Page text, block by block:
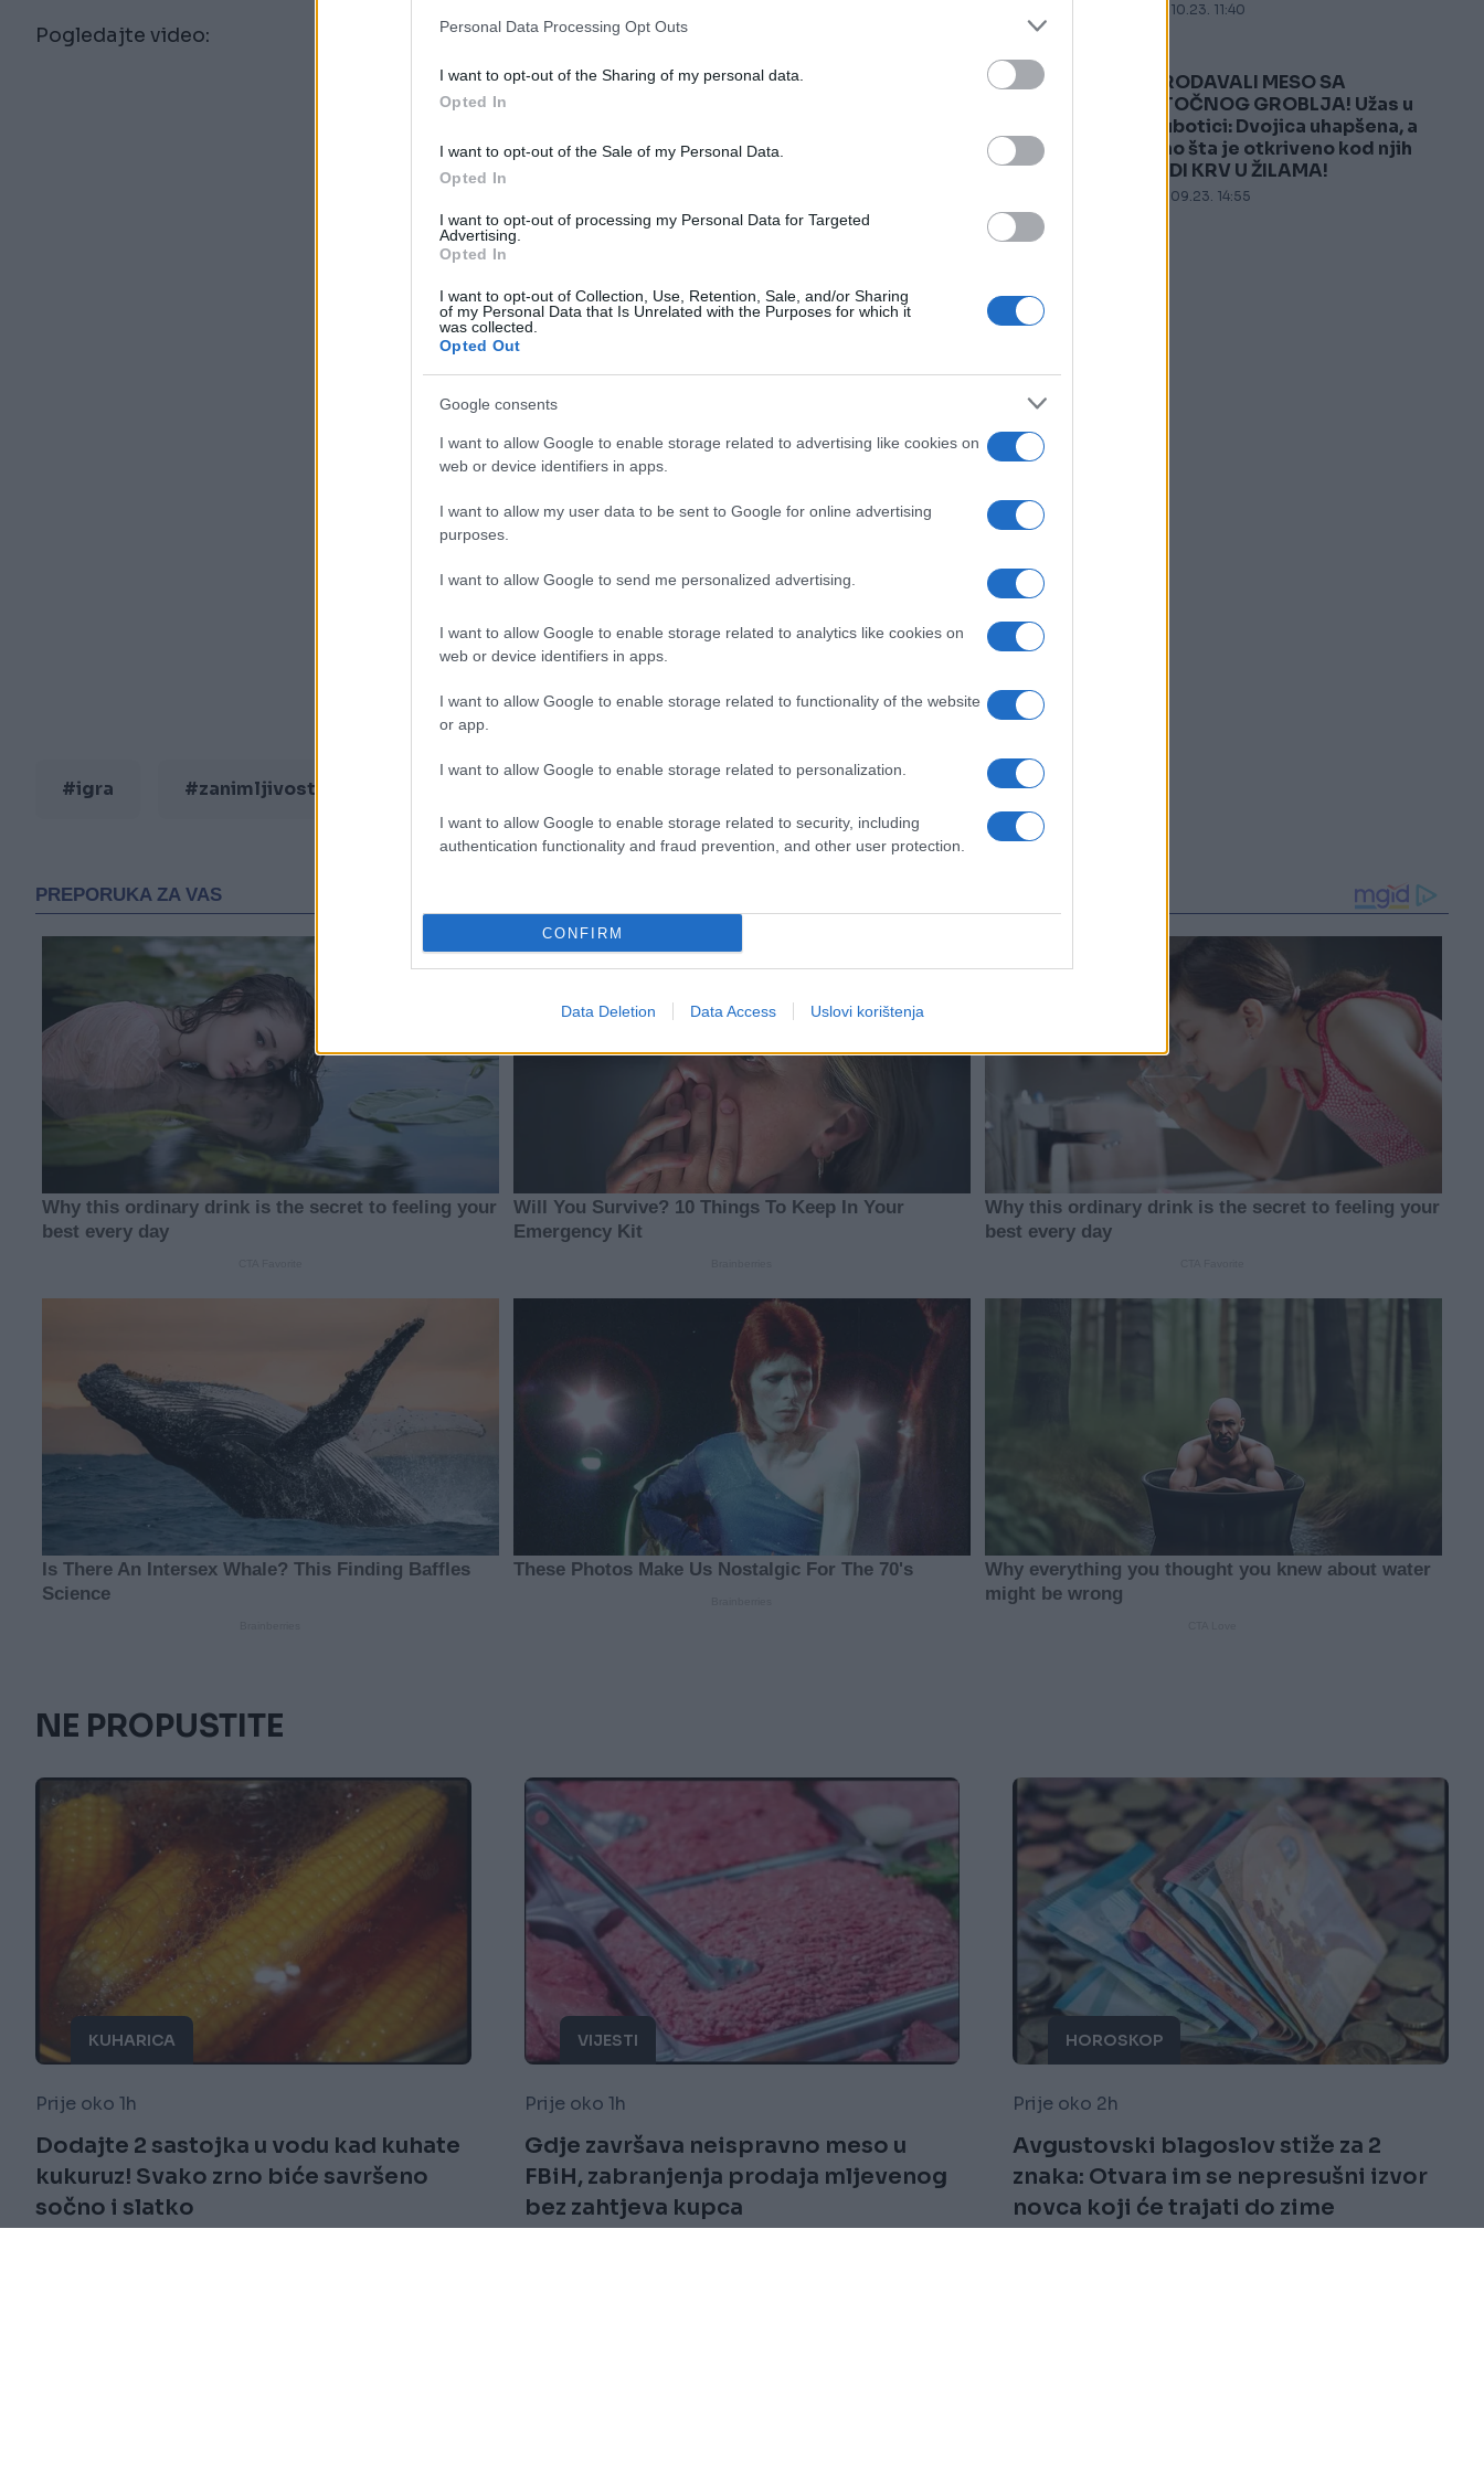
Personal Data Processing Opt Outs
I want to opt-out of the Sharing of my personal data.
Opted In
I want to opt-out of the Sale of my Personal Data.
Opted In
I want to opt-out of processing my Personal Data for Targeted
Advertising.
Opted In
I want to opt-out of Collection, Use, Retention, Sale, and/or Sharing
of my Personal Data that Is Unrelated with the Purposes for which it
was collected.
Opted Out
Google consents
I want to allow Google to enable storage related to advertising like cookies on
web or device identifiers in apps.
I want to allow my user data to be sent to Google for online advertising
purposes.
I want to allow Google to send me personalized advertising.
I want to allow Google to enable storage related to analytics like cookies on
web or device identifiers in apps.
I want to allow Google to enable storage related to functionality of the website
or app.
I want to allow Google to enable storage related to personalization.
I want to allow Google to enable storage related to security, including
authentication functionality and fraud prevention, and other user protection.
CONFIRM
Data Deletion Data Access Uslovi korištenja
Pogledajte video:
#igra #zanimljivosti
07.10.23. 11:40
PRODAVALI MESO SA
STOČNOG GROBLJA! Užas u
Subotici: Dvojica uhapšena, a
ono šta je otkriveno kod njih
LEDI KRV U ŽILAMA!
26.09.23. 14:55
NE PROPUSTITE
KUHARICA
Prije oko 1h
Dodajte 2 sastojka u vodu kad kuhate
kukuruz! Svako zrno biće savršeno
sočno i slatko
VIJESTI
Prije oko 1h
Gdje završava neispravno meso u
FBiH, zabranjenja prodaja mljevenog
bez zahtjeva kupca
HOROSKOP
Prije oko 2h
Avgustovski blagoslov stiže za 2
znaka: Otvara im se nepresušni izvor
novca koji će trajati do zime